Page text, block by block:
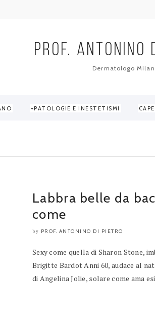
PROF. ANTONINO
Dermatologo
PATOLOGIE E INESTETISMI
Labbra belle da
come
by PROF. ANTONINO DI PIETRO
Sexy come quella di Sharon Stone,
Brigitte Bardot Anni 60, audace al
di Angelina Jolie, solare come ama